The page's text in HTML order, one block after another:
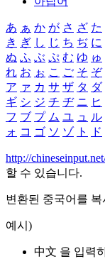
あ ぁ か が さ ざ た
き ぎ し じ ち ぢ に
ぬ ふ ぶ ぷ む ゆ ゅ
れ お ぉ こ ご そ ぞ
ア ァ カ サ ザ タ ダ
ギ シ ジ チ ヂ ニ ヒ
フ ブ プ ム ユ ュ ル
ォ コ ゴ ソ ゾ ト ド
http://
할 수 있습니다.
변환된 중국어를
예시)
中文 을 입력